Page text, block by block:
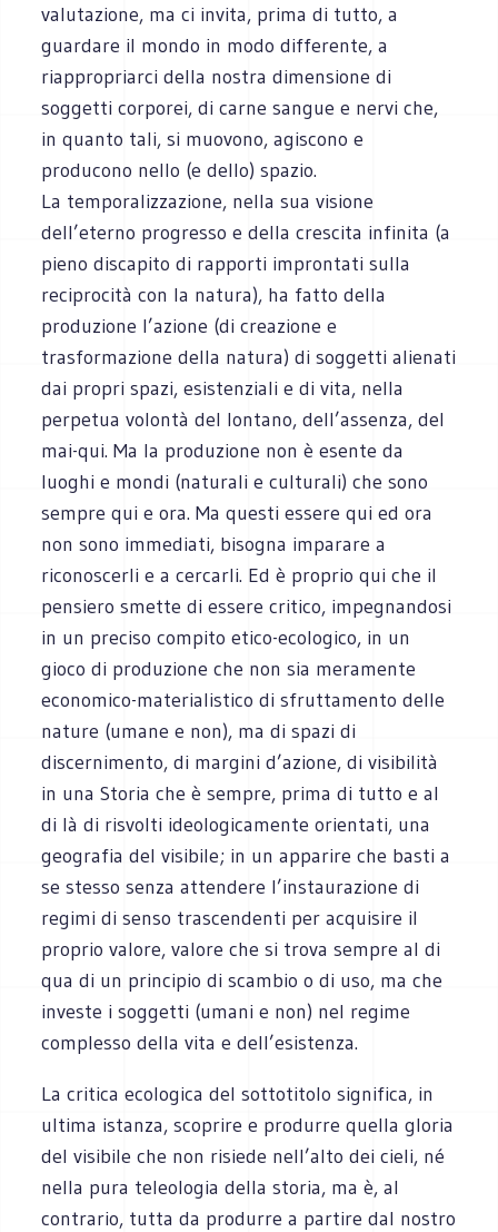
valutazione, ma ci invita, prima di tutto, a
guardare il mondo in modo differente, a
riappropriarci della nostra dimensione di
soggetti corporei, di carne sangue e nervi che,
in quanto tali, si muovono, agiscono e
producono nello (e dello) spazio.
La temporalizzazione, nella sua visione
dell’eterno progresso e della crescita infinita (a
pieno discapito di rapporti improntati sulla
reciprocità con la natura), ha fatto della
produzione l’azione (di creazione e
trasformazione della natura) di soggetti alienati
dai propri spazi, esistenziali e di vita, nella
perpetua volontà del lontano, dell’assenza, del
mai-qui. Ma la produzione non è esente da
luoghi e mondi (naturali e culturali) che sono
sempre qui e ora. Ma questi essere qui ed ora
non sono immediati, bisogna imparare a
riconoscerli e a cercarli. Ed è proprio qui che il
pensiero smette di essere critico, impegnandosi
in un preciso compito etico-ecologico, in un
gioco di produzione che non sia meramente
economico-materialistico di sfruttamento delle
nature (umane e non), ma di spazi di
discernimento, di margini d’azione, di visibilità
in una Storia che è sempre, prima di tutto e al
di là di risvolti ideologicamente orientati, una
geografia del visibile; in un apparire che basti a
se stesso senza attendere l’instaurazione di
regimi di senso trascendenti per acquisire il
proprio valore, valore che si trova sempre al di
qua di un principio di scambio o di uso, ma che
investe i soggetti (umani e non) nel regime
complesso della vita e dell’esistenza.
La critica ecologica del sottotitolo significa, in
ultima istanza, scoprire e produrre quella gloria
del visibile che non risiede nell’alto dei cieli, né
nella pura teleologia della storia, ma è, al
contrario, tutta da produrre a partire dal nostro